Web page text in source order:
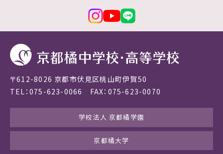
〒612-8026 京都市伏見区桃山町伊賀50
TEL：075-623-0066 FAX：075-623-0070
学校法人 京都橘学園
京都橘大学